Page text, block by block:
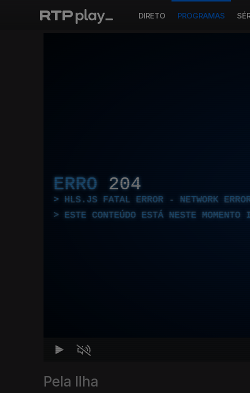
DIRETO PROGRAMAS
ERRO 204
HLS.JS FATAL ERROR - NETWORK
ESTE CONTEÚDO ESTÁ NESTE
Pela Ilha